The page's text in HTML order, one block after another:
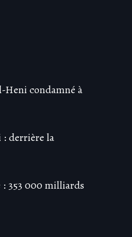
Heni condamné à
derrière la
353 000 milliards